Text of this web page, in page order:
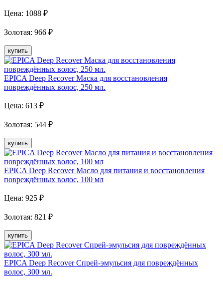
Цена: 1088 ₽
Золотая: 966 ₽
купить
EPICA Deep Recover Маска для восстановления
повреждённых волос, 250 мл.
Цена: 613 ₽
Золотая: 544 ₽
купить
EPICA Deep Recover Масло для питания и восстановления
повреждённых волос, 100 мл
Цена: 925 ₽
Золотая: 821 ₽
купить
EPICA Deep Recover Спрей-эмульсия для повреждённых
волос, 300 мл.